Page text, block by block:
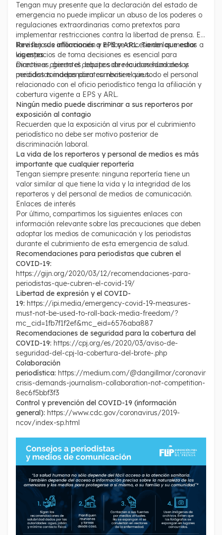
Tengan muy presente que la declaración del estado de
emergencia no puede implicar un abuso de los poderes o
regulaciones extraordinarias como pretextos para
implementar restricciones contra la libertad de prensa. El
libre flujo de información y el libre acceso de los medios a
los espacios de toma decisiones es esencial para
mantener abierto el debate sobre la idoneidad de las
medidas tomadas para combatir el virus.
Revisen sus afiliaciones a EPS y ARL. Tienen que estar
vigentes
Directivas, gerentes, equipos de recursos humanos y
periodistas independientes: revisen que todo el personal
relacionado con el oficio periodístico tenga la afiliación y
cobertura vigente a EPS y ARL.
Ningún medio puede discriminar a sus reporteros por
exposición al contagio
Recuerden que la exposición al virus por el cubrimiento
periodístico no debe ser motivo posterior de
discriminación laboral.
La vida de los reporteros y personal de medios es más
importante que cualquier reportería
Tengan siempre presente: ninguna reportería tiene un
valor similar al que tiene la vida y la integridad de los
reporteros y del personal de medios de comunicación.
Enlaces de interés
Por último, compartimos los siguientes enlaces con
información relevante sobre las precauciones que deben
adoptar los medios de comunicación y los periodistas
durante el cubrimiento de esta emergencia de salud.
Recomendaciones para periodistas que cubren el
COVID-19:
https://gijn.org/2020/03/12/recomendaciones-para-
periodistas-que-cubren-el-covid-19/
Libertad de expresión y el COVID-
19: https://ipi.media/emergency-covid-19-measures-
must-not-be-used-to-roll-back-media-freedom/?
mc_cid=1fb7f1f2ef&mc_eid=6576aba887
Recomendaciones de seguridad para la cobertura del
COVID-19: https://cpj.org/es/2020/03/aviso-de-
seguridad-del-cpj-la-cobertura-del-brote-.php
Colaboración
periodística: https://medium.com/@dangillmor/coronavirus-
crisis-demands-journalism-collaboration-not-competition-
8ec6f5bbf3f3
Control y prevención del COVID-19 (información
general): https://www.cdc.gov/coronavirus/2019-
ncov/index-sp.html